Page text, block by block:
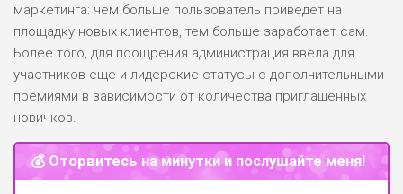
маркетинга: чем больше пользователь приведет на
площадку новых клиентов, тем больше заработает сам.
Более того, для поощрения администрация ввела для
участников еще и лидерские статусы с дополнительными
премиями в зависимости от количества приглашенных
новичков.
💰 Оторвитесь на минутки и послушайте меня!